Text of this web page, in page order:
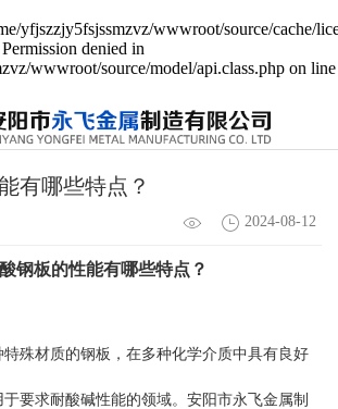
yfjszzjy5fsjssmzvz/wwwroot/source/cache/
denied in
wwwroot/source/model/api.class.php on line
有哪些特点？
2024-08-12
钢板的性能有哪些特点？
特殊材质的钢板，在多种化学介质中具有良好
要求耐酸碱性能的领域。安阳市永飞金属制